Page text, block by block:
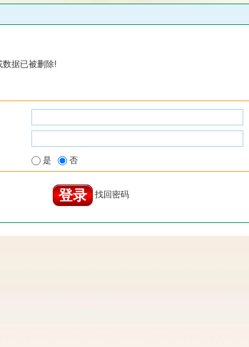
数据已被删除!
是 否
找回密码